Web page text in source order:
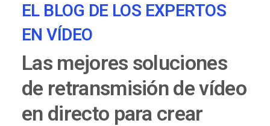
EL BLOG DE LOS EXPERTOS
EN VÍDEO
Las mejores soluciones
de retransmisión de vídeo
en directo para crear